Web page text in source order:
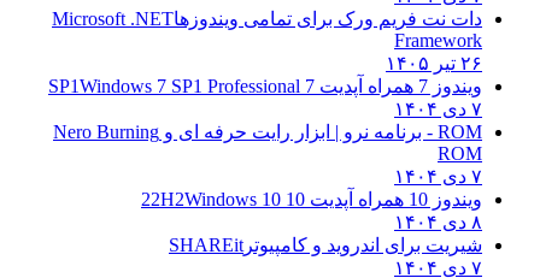
دات نت فریم ورک برای تمامی ویندوزهاMicrosoft .NET
Framework
۲۶ تیر ۱۴۰۵
ویندوز 7 همراه آپدیت 7 SP1
Windows 7 SP1 Professional
۷ دی ۱۴۰۴
ROM - برنامه نرو | ابزار رایت حرفه ای و
Nero Burning
ROM
۷ دی ۱۴۰۴
ویندوز 10 همراه آپدیت 10 22H2
Windows 10
۸ دی ۱۴۰۴
شیریت برای اندروید و کامپیوتر SHAREit
۷ دی ۱۴۰۴